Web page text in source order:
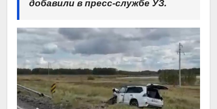
добавили в пресс-службе УЗ.